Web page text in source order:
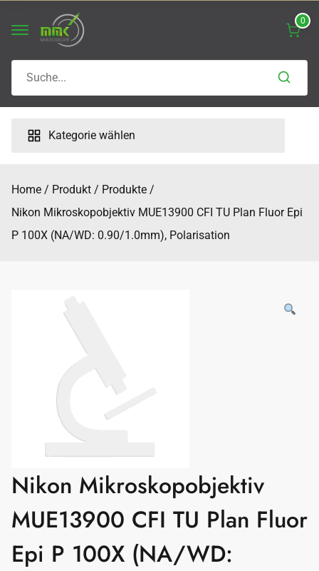
0
for:
Kategorie wählen
Home Produkt
Produkte
Nikon Mikroskopobjektiv MUE13900 CFI TU Plan Fluor Epi
P 100X (NA/WD: 0.90/1.0mm), Polarisation
Nikon Mikroskopobjektiv
MUE13900 CFI TU Plan Fluor
Epi P 100X (NA/WD: